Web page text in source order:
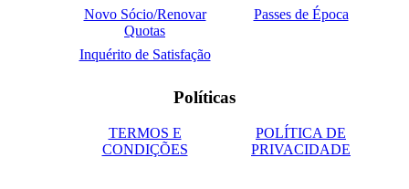
Novo Sócio/Renovar
Quotas
Passes de Época
Inquérito de Satisfação
Políticas
TERMOS E
CONDIÇÕES
POLÍTICA DE
PRIVACIDADE